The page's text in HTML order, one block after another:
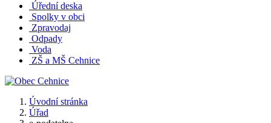
Úřední deska
Spolky v obci
Zpravodaj
Odpady
Voda
ZŠ a MŠ Cehnice
Úvodní stránka
Úřad